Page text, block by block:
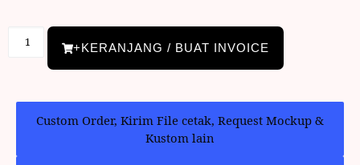
+KERANJANG / BUAT INVOICE
Custom Order, Kirim File cetak, Request Mockup &
Kustom lain